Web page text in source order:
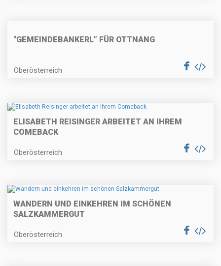
"GEMEINDEBANKERL” FÜR OTTNANG
Oberösterreich
ELISABETH REISINGER ARBEITET AN IHREM
COMEBACK
Oberösterreich
WANDERN UND EINKEHREN IM SCHÖNEN
SALZKAMMERGUT
Oberösterreich